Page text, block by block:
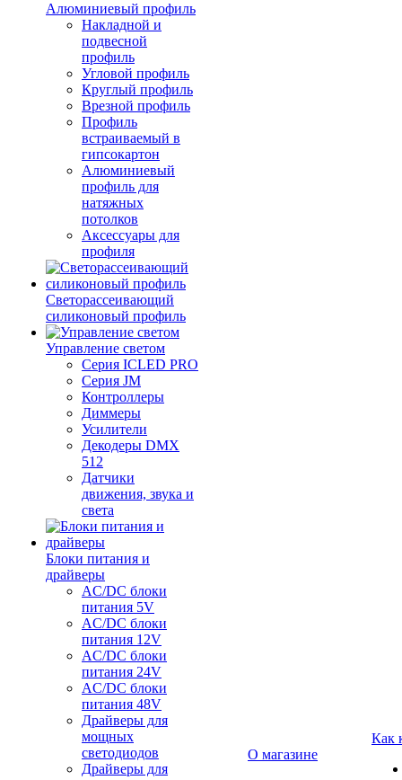
Алюминиевый профиль
Накладной и
подвесной
профиль
Угловой профиль
Круглый профиль
Врезной профиль
Профиль
встраиваемый в
гипсокартон
Алюминиевый
профиль для
натяжных
потолков
Аксессуары для
профиля
Светорассеивающий
силиконовый профиль
Управление светом
Серия ICLED PRO
Серия JM
Контроллеры
Диммеры
Усилители
Декодеры DMX
512
Датчики
движения, звука и
света
Блоки питания и
драйверы
AC/DC блоки
питания 5V
AC/DC блоки
питания 12V
AC/DC блоки
питания 24V
AC/DC блоки
питания 48V
Драйверы для
мощных
светодиодов
Драйверы для
О магазине
Как